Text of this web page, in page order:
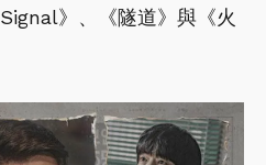
Signal》、《隧道》與《火